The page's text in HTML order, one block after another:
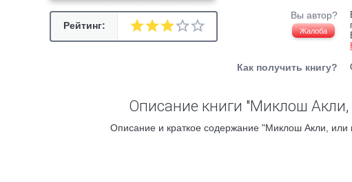
Рейтинг:
Вы автор?
Жалоба
Как получить книгу?
Описание книги "Миклош Акли,
Описание и краткое содержание "Миклош Акли, или